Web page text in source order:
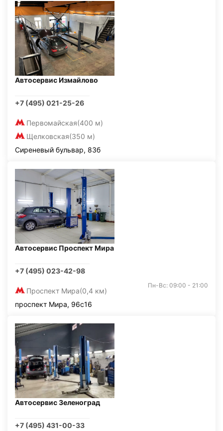
Автосервис Измайлово
+7 (495) 021-25-26
Первомайская(400 м)
Щелковская(350 м)
Сиреневый бульвар, 83б
Автосервис Проспект Мира
+7 (495) 023-42-98
Проспект Мира(0,4 км)
Пн-Вс: 09:00 - 21:00
проспект Мира, 96с16
Автосервис Зеленоград
+7 (495) 431-00-33